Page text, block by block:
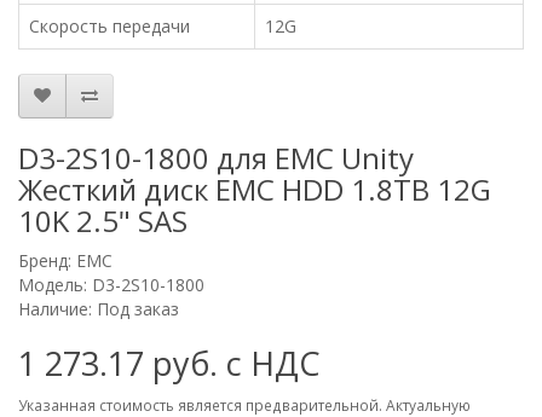
Скорость передачи
12G
D3-2S10-1800 для EMC Unity
Жесткий диск EMC HDD 1.8TB 12G
10K 2.5" SAS
Бренд: EMC
Модель: D3-2S10-1800
Наличие: Под заказ
1 273.17 руб. с НДС
Указанная стоимость является предварительной. Актуальную